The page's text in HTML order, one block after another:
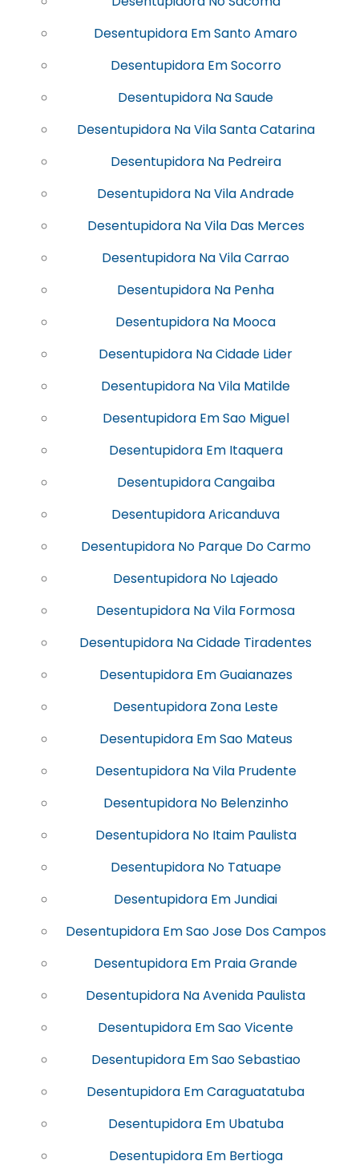
Desentupidora Em Santo Amaro
Desentupidora Em Socorro
Desentupidora Na Saude
Desentupidora Na Vila Santa Catarina
Desentupidora Na Pedreira
Desentupidora Na Vila Andrade
Desentupidora Na Vila Das Merces
Desentupidora Na Vila Carrao
Desentupidora Na Penha
Desentupidora Na Mooca
Desentupidora Na Cidade Lider
Desentupidora Na Vila Matilde
Desentupidora Em Sao Miguel
Desentupidora Em Itaquera
Desentupidora Cangaiba
Desentupidora Aricanduva
Desentupidora No Parque Do Carmo
Desentupidora No Lajeado
Desentupidora Na Vila Formosa
Desentupidora Na Cidade Tiradentes
Desentupidora Em Guaianazes
Desentupidora Zona Leste
Desentupidora Em Sao Mateus
Desentupidora Na Vila Prudente
Desentupidora No Belenzinho
Desentupidora No Itaim Paulista
Desentupidora No Tatuape
Desentupidora Em Jundiai
Desentupidora Em Sao Jose Dos Campos
Desentupidora Em Praia Grande
Desentupidora Na Avenida Paulista
Desentupidora Em Sao Vicente
Desentupidora Em Sao Sebastiao
Desentupidora Em Caraguatatuba
Desentupidora Em Ubatuba
Desentupidora Em Bertioga